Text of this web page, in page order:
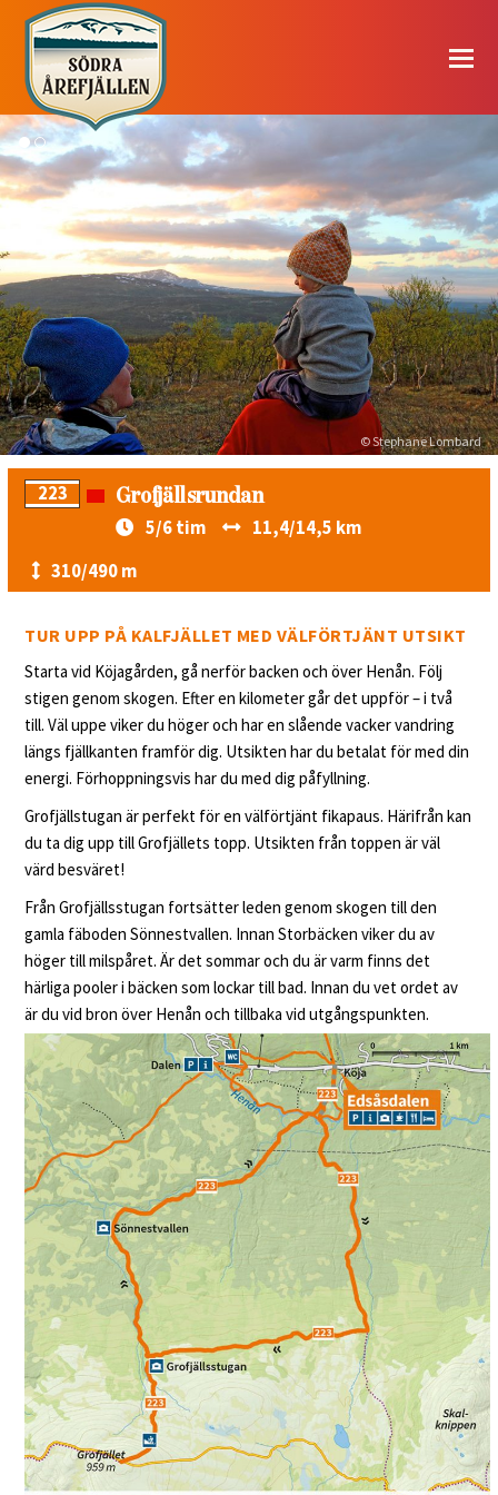
© Stephane Lombard
223 Grofjällsrundan
5/6 tim
11,4/14,5 km
310/490 m
TUR UPP PÅ KALFJÄLLET MED VÄLFÖRTJÄNT UTSIKT
Starta vid Köjagården, gå nerför backen och över Henån. Följ
stigen genom skogen. Efter en kilometer går det uppför – i två
till. Väl uppe viker du höger och har en slående vacker vandring
längs fjällkanten framför dig. Utsikten har du betalat för med din
energi. Förhoppningsvis har du med dig påfyllning.
Grofjällstugan är perfekt för en välförtjänt fikapaus. Härifrån kan
du ta dig upp till Grofjällets topp. Utsikten från toppen är väl
värd besväret!
Från Grofjällsstugan fortsätter leden genom skogen till den
gamla fäboden Sönnestvallen. Innan Storbäcken viker du av
höger till milspåret. Är det sommar och du är varm finns det
härliga pooler i bäcken som lockar till bad. Innan du vet ordet av
är du vid bron över Henån och tillbaka vid utgångspunkten.